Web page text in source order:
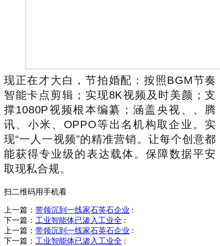
现正在才大白，节拍婚配：按照BGM节奏
智能卡点剪辑；实现8K视频及时美颜；支
撑1080P视频根本编纂；涵盖央视、、腾
讯、小米、OPPO等出名机构取企业。实
现“一人一视频”的精准营销。让每个创意都
能获得专业级的表达载体。保障数据平安
取现私合规。
扫二维码用手机看
上一篇： 带领沉到一线家石英石企业 :
下一篇： 工业智能体已渗入工业全 :
上一篇： 带领沉到一线家石英石企业 :
下一篇： 工业智能体已渗入工业全 :